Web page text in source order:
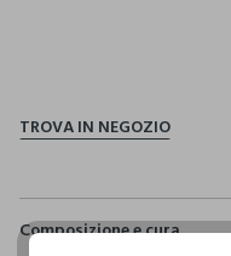
Composizione e cura